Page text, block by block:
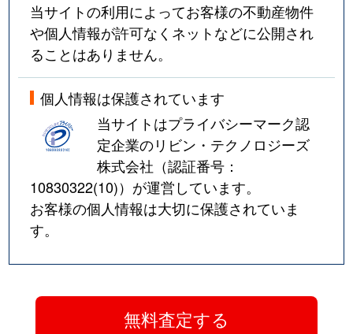
当サイトの利用によってお客様の不動産物件
や個人情報が許可なくネットなどに公開され
ることはありません。
個人情報は保護されています
当サイトはプライバシーマーク認
定企業のリビン・テクノロジーズ
株式会社（認証番号：
10830322(10)）が運営しています。
お客様の個人情報は大切に保護されていま
す。